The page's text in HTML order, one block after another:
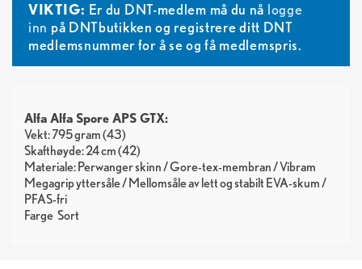
VIKTIG: Er du DNT-medlem må du nå logge
inn på DNTbutikken og registrere ditt DNT
medlemsnummer for å se og få medlemspris.
Alfa Alfa Spore APS GTX:
Vekt: 795 gram (43)
Skafthøyde: 24 cm (42)
Materiale: Perwanger skinn / Gore-tex-membran / Vibram
Megagrip yttersåle / Mellomsåle av lett og stabilt EVA-skum /
PFAS-fri
Farge Sort